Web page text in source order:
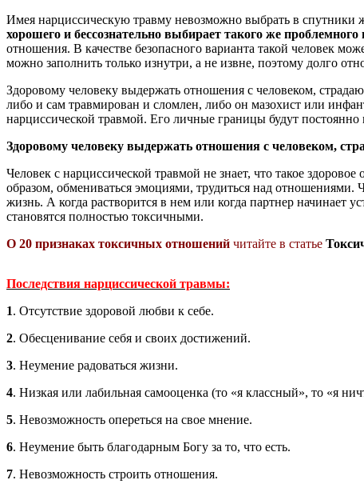
Имея нарциссическую травму невозможно выбрать в спутники
хорошего и бессознательно выбирает такого же проблемного
отношения. В качестве безопасного варианта такой человек
можно заполнить только изнутри, а не извне, поэтому долго
Здоровому человеку выдержать отношения с человеком,
либо и сам травмирован и сломлен, либо он мазохист или
нарциссической травмой. Его личные границы будут
Здоровому человеку выдержать отношения с человеком,
Человек с нарциссической травмой не знает, что такое
образом, обмениваться эмоциями, трудиться над отношениями.
жизнь. А когда растворится в нем или когда партнер начинает
становятся полностью токсичными.
О 20 признаках токсичных отношений читайте в статье
Последствия нарциссической травмы:
1. Отсутствие здоровой любви к себе.
2. Обесценивание себя и своих достижений.
3. Неумение радоваться жизни.
4. Низкая или лабильная самооценка (то «я классный», то «я
5. Невозможность опереться на свое мнение.
6. Неумение быть благодарным Богу за то, что есть.
7. Невозможность строить отношения.